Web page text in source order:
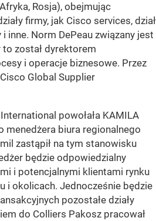
Rosja), obejmując
firmy, jak Cisco services, dział
inne. Norm DePeau związany jest
został dyrektorem
i operacje biznesowe. Przez
Global Supplier
powołała KAMILA
menedżera biura regionalnego
zastąpił na tym stanowisku
będzie odpowiedzialny
i potencjalnymi klientami rynku
i okolicach. Jednocześnie będzie
pozostałe działy
do Colliers Pakosz pracował